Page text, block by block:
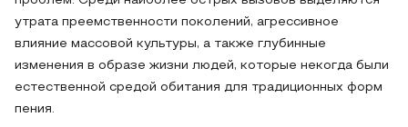
утрата преемственности поколений, агрессивное
влияние массовой культуры, а также глубинные
изменения в образе жизни людей, которые некогда были
естественной средой обитания для традиционных форм
пения.